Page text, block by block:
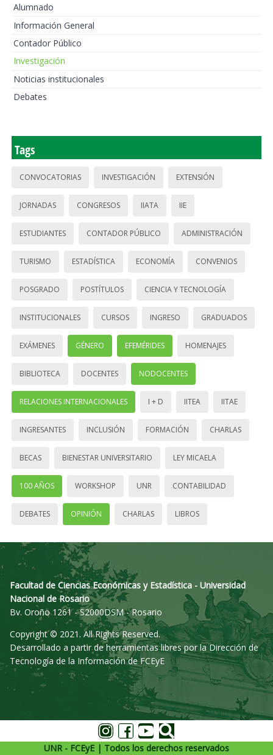
Alumnado
Información General
Contador Público
Investigación
Noticias institucionales
Debates
Tags
CONVOCATORIAS INVESTIGACIÓN EXTENSIÓN
JORNADAS CONGRESOS IIATA IIE
ESTUDIANTES CONTADOR PÚBLICO ADMINISTRACIÓN
TURISMO ESTADÍSTICA ECONOMÍA CONVENIOS
POSGRADO POSTÍTULOS CIENCIA Y TECNOLOGÍA
INSTITUCIONALES CURSOS INGRESO GRADUADOS
EXÁMENES GÉNERO EFEMÉRIDES HOMENAJES
BIBLIOTECA DOCENTES NODOCENTES
RELACIONES INTERNACIONALES I + D IITEA IITAE
INGRESANTES INCLUSIÓN FORMACIÓN CHARLAS
BECAS BIENESTAR UNIVERSITARIO LEY MICAELA
100 AÑOS WORKSHOP UNR CONTABILIDAD
DEBATES OPINIÓN CHARLAS LIBROS
Facultad de Ciencias Económicas y Estadística - Universidad
Nacional de Rosario
Bv. Oroño 1261 - S2000DSM - Rosario
Copyright © 2021. All Rights Reserved.
Desarrollado a partir de herramientas libres por la Dirección de
Tecnología de la Información de FCEyE
UNR - FCEyE | Todos los derechos reservados